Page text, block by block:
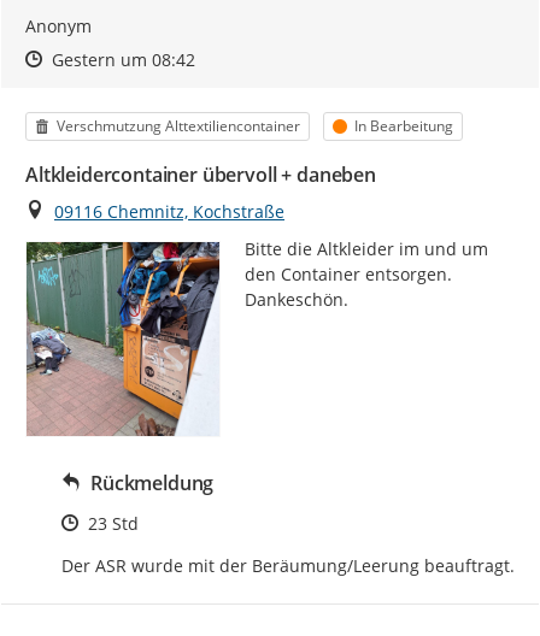
Anonym
Zeitpunkt des Erstellens
Zeitpunkt des Erstellens
Gestern um 08:42Zur Äußerung
Kategorie
Verschmutzung Alttextiliencontainer Status
In Bearbeitung
Altkleidercontainer übervoll + daneben
Ort
09116 Chemnitz, Kochstraße
Bitte die Altkleider im und um
den Container entsorgen.
Dankeschön.
Rückmeldung
Zeitpunkt des Erstellens
23 Std
Der ASR wurde mit der Beräumung/Leerung beauftragt.